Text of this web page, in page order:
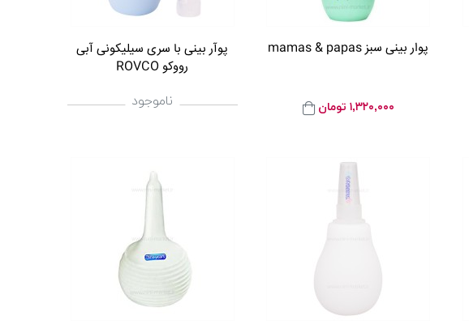
پوار بینی سبز mamas & papas
۱,۳۲۰,۰۰۰ تومان
پوآر بینی با سری سیلیکونی آبی
رووکو ROVCO
ناموجود